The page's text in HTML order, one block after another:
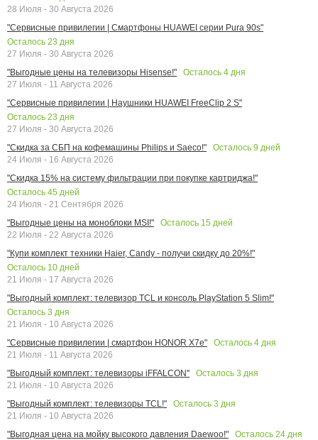
28 Июля - 30 Августа 2026
"Сервисные привилегии | Смартфоны HUAWEI серии Pura 90s"
Осталось 23 дня
27 Июля - 30 Августа 2026
"Выгодные цены на телевизоры Hisense!"
Осталось 4 дня
27 Июля - 11 Августа 2026
"Сервисные привилегии | Наушники HUAWEI FreeClip 2 S"
Осталось 23 дня
27 Июля - 30 Августа 2026
"Скидка за СБП на кофемашины Philips и Saeco!"
Осталось 9 дней
24 Июля - 16 Августа 2026
"Скидка 15% на систему фильтрации при покупке картриджа!"
Осталось 45 дней
24 Июля - 21 Сентября 2026
"Выгодные цены на моноблоки MSI!"
Осталось 15 дней
22 Июля - 22 Августа 2026
"Купи комплект техники Haier, Candy - получи скидку до 20%!"
Осталось 10 дней
21 Июля - 17 Августа 2026
"Выгодный комплект: телевизор TCL и консоль PlayStation 5 Slim!"
Осталось 3 дня
21 Июля - 10 Августа 2026
"Сервисные привилегии | смартфон HONOR X7e"
Осталось 4 дня
21 Июля - 11 Августа 2026
"Выгодный комплект: телевизоры iFFALCON"
Осталось 3 дня
21 Июля - 10 Августа 2026
"Выгодный комплект: телевизоры TCL!"
Осталось 3 дня
21 Июля - 10 Августа 2026
"Выгодная цена на мойку высокого давления Daewoo!"
Осталось 24 дня